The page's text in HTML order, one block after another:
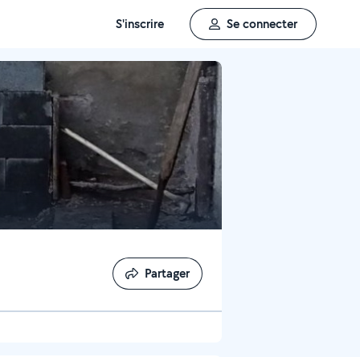
S'inscrire Se connecter
Partager
Partager